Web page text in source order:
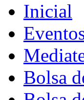
Inicial
Bolsa